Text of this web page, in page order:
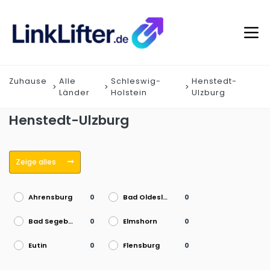
Zuhause
Alle
Länder
Schleswig-
Holstein
Henstedt-
Ulzburg
Henstedt-Ulzburg
Zeige alles
Ahrensburg 0 Bad Oldesloe 0
Bad Segeberg 0 Elmshorn 0
Eutin 0 Flensburg 0